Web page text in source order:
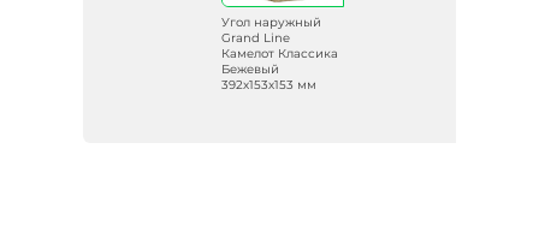
Угол наружный
Grand Line
Камелот Классика
Бежевый
392х153х153 мм